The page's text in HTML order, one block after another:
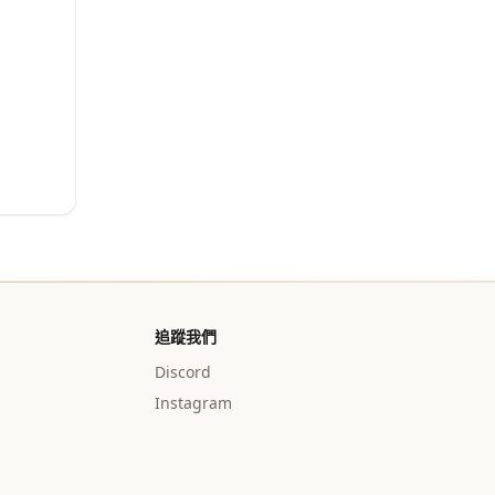
追蹤我們
Discord
Instagram